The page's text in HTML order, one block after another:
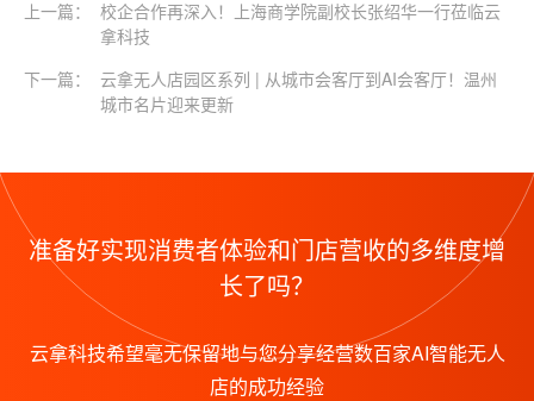
上一篇：
校企合作再深入！上海商学院副校长张绍华一行莅临云
拿科技
下一篇：
云拿无人店园区系列 | 从城市会客厅到AI会客厅！温州
城市名片迎来更新
准备好实现消费者体验和门店营收的多维度增
长了吗？
云拿科技希望毫无保留地与您分享经营数百家AI智能无人
店的成功经验